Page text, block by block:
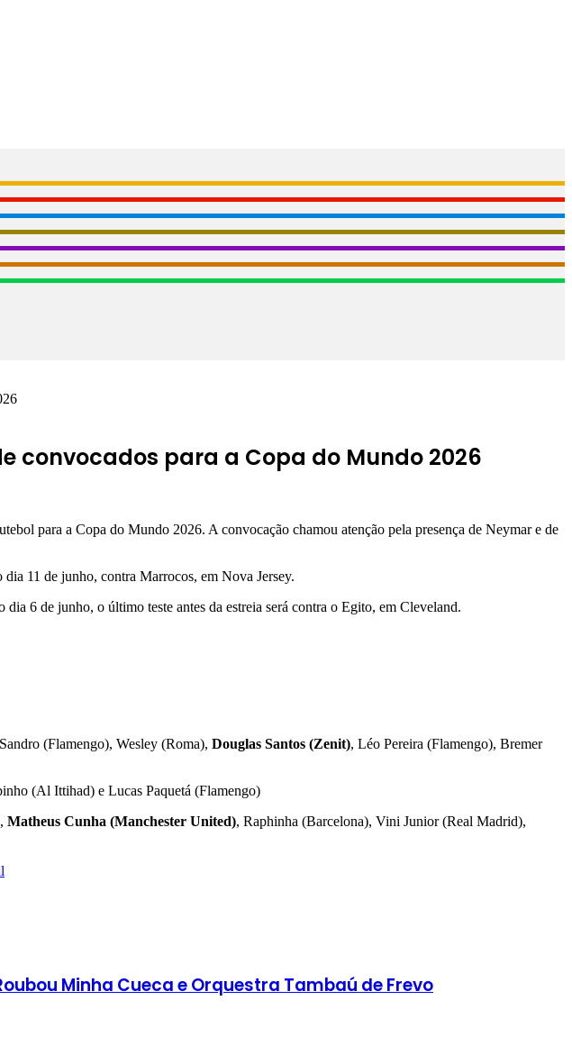
convocados para a Copa do Mundo 2026
para a Copa do Mundo 2026. A convocação chamou atenção pela presença de Neymar e de
11 de junho, contra Marrocos, em Nova Jersey.
6 de junho, o último teste antes da estreia será contra o Egito, em Cleveland.
(Flamengo), Wesley (Roma), Douglas Santos (Zenit), Léo Pereira (Flamengo), Bremer
(Al Ittihad) e Lucas Paquetá (Flamengo)
Matheus Cunha (Manchester United), Raphinha (Barcelona), Vini Junior (Real Madrid),
Minha Cueca e Orquestra Tambaú de Frevo